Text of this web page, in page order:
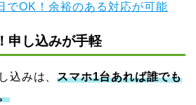
でOK！余裕のある対応が可能
申し込みが手軽
込みは、スマホ1台あれば誰でも